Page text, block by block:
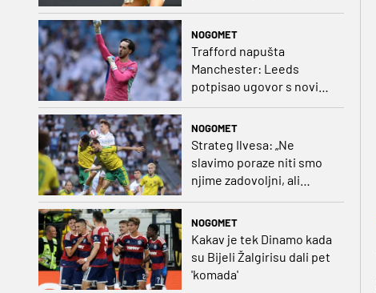
poražena u paru sa
NOGOMET
Trafford napušta
Manchester: Leeds
potpisao ugovor s novim
NOGOMET
Strateg Ilvesa: „Ne
slavimo poraze niti smo
njime zadovoljni, ali
NOGOMET
Kakav je tek Dinamo kada
su Bijeli Žalgirisu dali pet
'komada'